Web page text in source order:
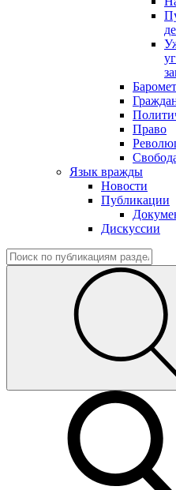
Право
Язык вражды
Новости
Публикации
Дискуссии